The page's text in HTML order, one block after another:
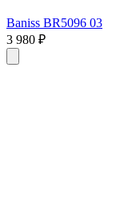
Baniss BR5096 03
3 980 ₽